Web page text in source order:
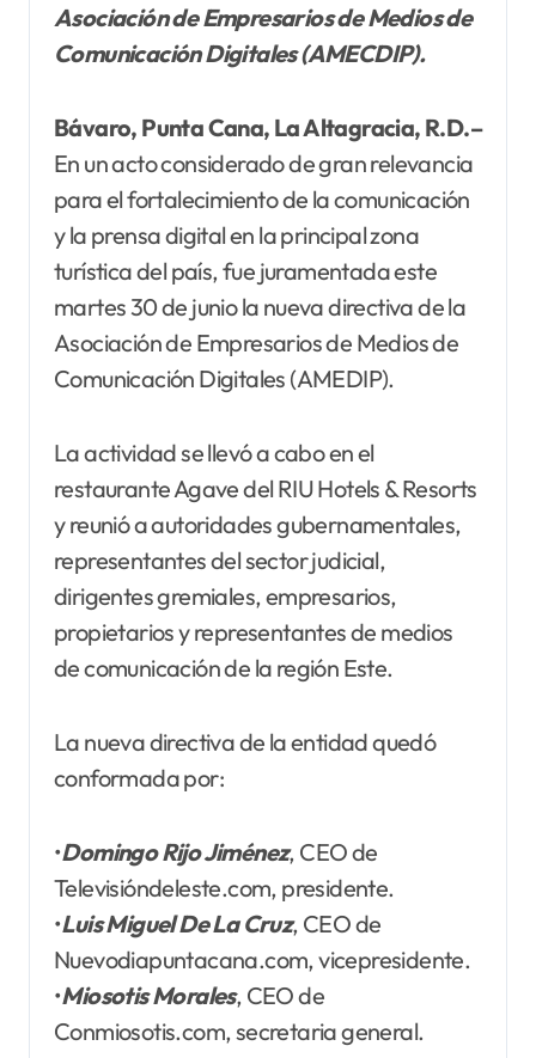
Asociación de Empresarios de Medios de
Comunicación Digitales (AMECDIP).
Bávaro, Punta Cana, La Altagracia, R.D.–
En un acto considerado de gran relevancia
para el fortalecimiento de la comunicación
y la prensa digital en la principal zona
turística del país, fue juramentada este
martes 30 de junio la nueva directiva de la
Asociación de Empresarios de Medios de
Comunicación Digitales (AMEDIP).
La actividad se llevó a cabo en el
restaurante Agave del RIU Hotels & Resorts
y reunió a autoridades gubernamentales,
representantes del sector judicial,
dirigentes gremiales, empresarios,
propietarios y representantes de medios
de comunicación de la región Este.
La nueva directiva de la entidad quedó
conformada por:
•Domingo Rijo Jiménez, CEO de
Televisióndeleste.com, presidente.
•Luis Miguel De La Cruz, CEO de
Nuevodiapuntacana.com, vicepresidente.
•Miosotis Morales, CEO de
Conmiosotis.com, secretaria general.